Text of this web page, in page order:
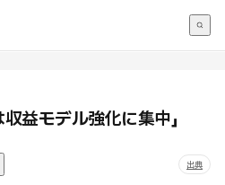
益モデル強化に集中」
出典